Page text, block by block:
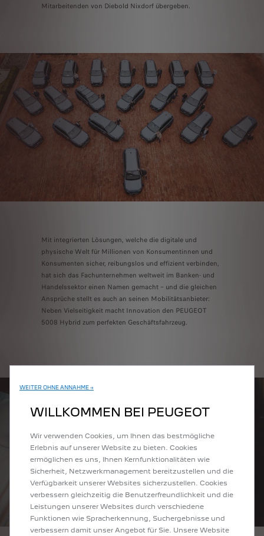
Mitarbeitenden von Diebold Nixdorf übergeben.
Mit integrierten Lösungen, welche die digitale und
physische Welt für Millionen von Konsumentinnen und
Konsumenten sicher, reibungslos und effizient verbinden,
hat sich das Fachunternehmen weltweit im Banken- und
Handelssektor einen Namen gemacht – und die gleichen
Ansprüche stellt es auch an seinen Mobilitätsanbieter:
Neben Vielseitigkeit macht Innovation den PEUGEOT
5008 Hybrid zum perfekten Geschäftsfahrzeug.
WEITER OHNE ANNAHME →
WILLKOMMEN BEI PEUGEOT
Wir verwenden Cookies, um Ihnen das bestmögliche
Erlebnis auf unserer Website zu bieten. Cookies
ermöglichen es uns, Ihnen Kernfunktionalitäten wie
Sicherheit, Netzwerkmanagement bereitzustellen und die
Verfügbarkeit unserer Websites sicherzustellen. Cookies
verbessern gleichzeitig die Benutzerfreundlichkeit und die
Leistungen unserer Websites durch verschiedene
Funktionen wie Spracherkennung, Suchergebnisse und
verbessern damit unser Angebot für Sie. Unsere Website